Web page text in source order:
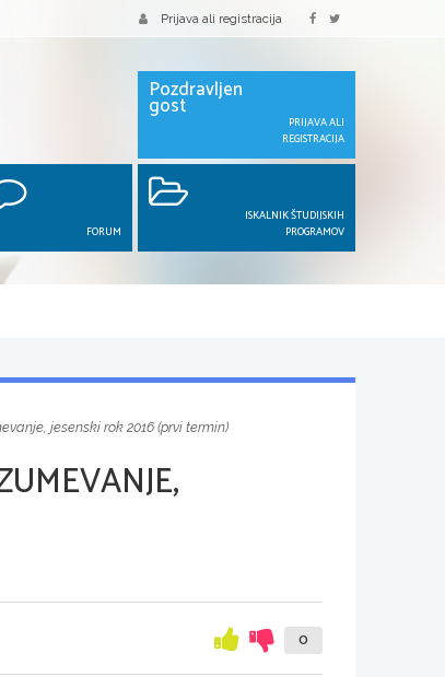
Prijava ali registracija
Pozdravljen
gost
PRIJAVA ALI
REGISTRACIJA
FORUM
ISKALNIK ŠTUDIJSKIH
PROGRAMOV
jesenski rok 2016 (prvi termin)
0